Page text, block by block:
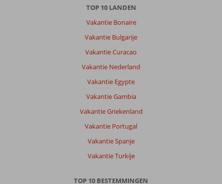
TOP 10 LANDEN
Vakantie Bonaire
Vakantie Bulgarije
Vakantie Curacao
Vakantie Nederland
Vakantie Egypte
Vakantie Gambia
Vakantie Griekenland
Vakantie Portugal
Vakantie Spanje
Vakantie Turkije
TOP 10 BESTEMMINGEN